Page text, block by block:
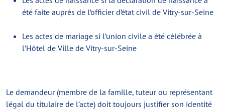
été faite auprès de l’officier d’état civil de Vitry-sur-Seine
Les actes de mariage si l’union civile a été célébrée à
l’Hôtel de Ville de Vitry-sur-Seine
Le demandeur (membre de la famille, tuteur ou représentant
légal du titulaire de l’acte) doit toujours justifier son identité